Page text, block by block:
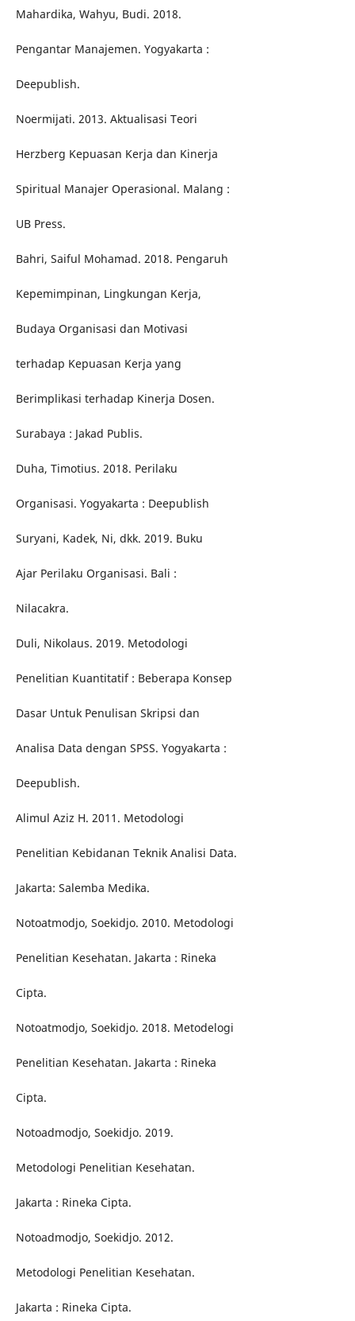
Mahardika, Wahyu, Budi. 2018.
Pengantar Manajemen. Yogyakarta :
Deepublish.
Noermijati. 2013. Aktualisasi Teori
Herzberg Kepuasan Kerja dan Kinerja
Spiritual Manajer Operasional. Malang :
UB Press.
Bahri, Saiful Mohamad. 2018. Pengaruh
Kepemimpinan, Lingkungan Kerja,
Budaya Organisasi dan Motivasi
terhadap Kepuasan Kerja yang
Berimplikasi terhadap Kinerja Dosen.
Surabaya : Jakad Publis.
Duha, Timotius. 2018. Perilaku
Organisasi. Yogyakarta : Deepublish
Suryani, Kadek, Ni, dkk. 2019. Buku
Ajar Perilaku Organisasi. Bali :
Nilacakra.
Duli, Nikolaus. 2019. Metodologi
Penelitian Kuantitatif : Beberapa Konsep
Dasar Untuk Penulisan Skripsi dan
Analisa Data dengan SPSS. Yogyakarta :
Deepublish.
Alimul Aziz H. 2011. Metodologi
Penelitian Kebidanan Teknik Analisi Data.
Jakarta: Salemba Medika.
Notoatmodjo, Soekidjo. 2010. Metodologi
Penelitian Kesehatan. Jakarta : Rineka
Cipta.
Notoatmodjo, Soekidjo. 2018. Metodelogi
Penelitian Kesehatan. Jakarta : Rineka
Cipta.
Notoadmodjo, Soekidjo. 2019.
Metodologi Penelitian Kesehatan.
Jakarta : Rineka Cipta.
Notoadmodjo, Soekidjo. 2012.
Metodologi Penelitian Kesehatan.
Jakarta : Rineka Cipta.